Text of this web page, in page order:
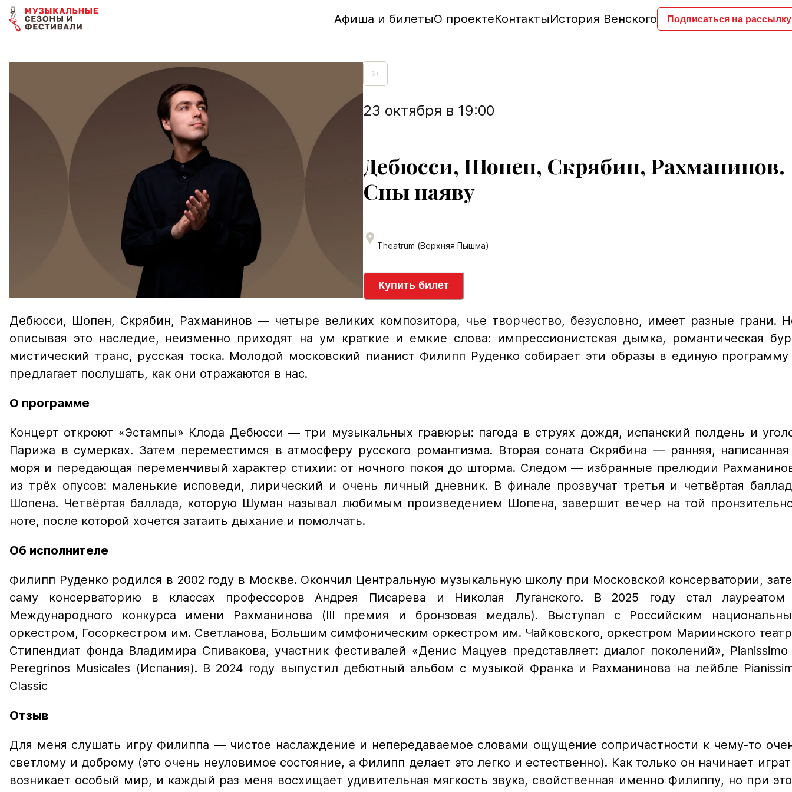
Афиша и билетыО проектеКонтактыИстория Венского Подписаться на рассылку
6+
23 октября в 19:00
Дебюсси, Шопен, Скрябин, Рахманинов.
Сны наяву
Theatrum (Верхняя Пышма)
Купить билет
Дебюсси, Шопен, Скрябин, Рахманинов — четыре великих композитора, чье творчество, безусловно, имеет разные грани.
описывая это наследие, неизменно приходят на ум краткие и емкие слова: импрессионистская дымка, романтическая
мистический транс, русская тоска. Молодой московский пианист Филипп Руденко собирает эти образы в единую
предлагает послушать, как они отражаются в нас.
О программе
Концерт откроют «Эстампы» Клода Дебюсси — три музыкальных гравюры: пагода в струях дождя, испанский полдень и
Парижа в сумерках. Затем переместимся в атмосферу русского романтизма. Вторая соната Скрябина — ранняя,
моря и передающая переменчивый характер стихии: от ночного покоя до шторма. Следом — избранные прелюдии
из трёх опусов: маленькие исповеди, лирический и очень личный дневник. В финале прозвучат третья и четвёртая
Шопена. Четвёртая баллада, которую Шуман называл любимым произведением Шопена, завершит вечер на той
ноте, после которой хочется затаить дыхание и помолчать.
Об исполнителе
Филипп Руденко родился в 2002 году в Москве. Окончил Центральную музыкальную школу при Московской консерватории,
саму консерваторию в классах профессоров Андрея Писарева и Николая Луганского. В 2025 году стал лауреатом
Международного конкурса имени Рахманинова (III премия и бронзовая медаль). Выступал с Российским
оркестром, Госоркестром им. Светланова, Большим симфоническим оркестром им. Чайковского, оркестром Мариинского
Стипендиат фонда Владимира Спивакова, участник фестивалей «Денис Мацуев представляет: диалог поколений»,
Peregrinos Musicales (Испания). В 2024 году выпустил дебютный альбом с музыкой Франка и Рахманинова на лейбле
Classic
Отзыв
Для меня слушать игру Филиппа — чистое наслаждение и непередаваемое словами ощущение сопричастности к чему-то
светлому и доброму (это очень неуловимое состояние, а Филипп делает это легко и естественно). Как только он начинает
возникает особый мир, и каждый раз меня восхищает удивительная мягкость звука, свойственная именно Филиппу, но при